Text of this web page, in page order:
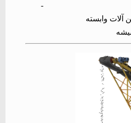
-
آلات وابسته